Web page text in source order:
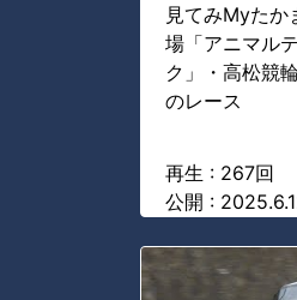
見てみMyたか
場「アニマル
ク」・高松競
のレース
再生 : 267回
公開 :